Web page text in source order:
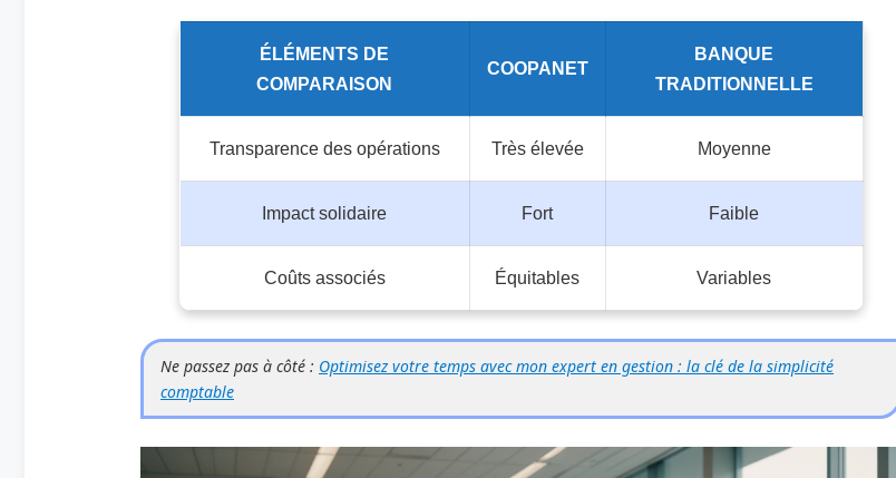
ÉLÉMENTS DE
COMPARAISON
COOPANET
BANQUE
TRADITIONNELLE
Transparence des opérations Très élevée Moyenne
Impact solidaire Fort Faible
Coûts associés Équitables Variables
Ne passez pas à côté : Optimisez votre temps avec mon expert en gestion : la clé de la simplicité
comptable